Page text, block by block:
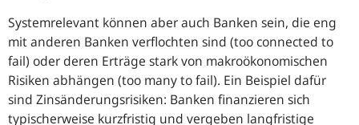
Systemrelevant können aber auch Banken sein, die eng
mit anderen Banken verflochten sind (too connected to
fail) oder deren Erträge stark von makroökonomischen
Risiken abhängen (too many to fail). Ein Beispiel dafür
sind Zinsänderungsrisiken: Banken finanzieren sich
typischerweise kurzfristig und vergeben langfristige